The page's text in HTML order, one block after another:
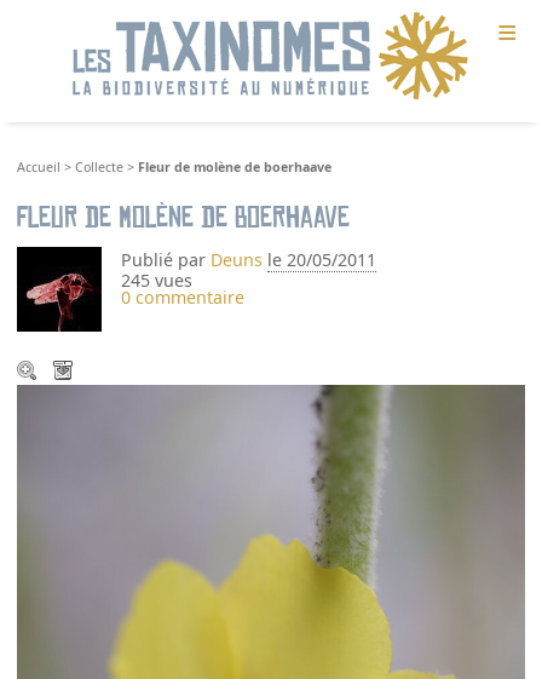
≡
Accueil >Collecte > Fleur de molène de boerhaave
Fleur de molène de boerhaave
Publié par Deuns le 20/05/2011
245 vues
0 commentaire